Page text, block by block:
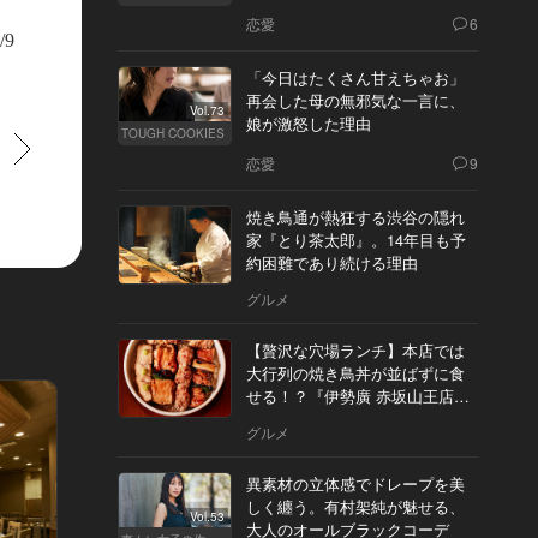
9
恋愛 6
Vol.73
TOUGH COOKIES
「今日はたくさん甘えちゃお」
再会した母の無邪気な一言に、
娘が激怒した理由
恋愛 9
焼き鳥通が熱狂する渋谷の隠れ
家『とり茶太郎』。14年目も予
約困難であり続ける理由
グルメ
【贅沢な穴場ランチ】本店では
大行列の焼き鳥丼が並ばずに食
せる！？『伊勢廣 赤坂山王店』
グルメ
Vol.53
異素材の立体感でドレープを美
しく纏う。有村架純が魅せる、
大人のオールブラックコーデ